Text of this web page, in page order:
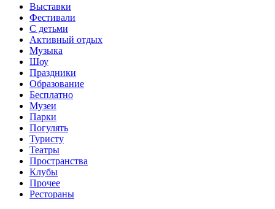
Выставки
Фестивали
С детьми
Активный отдых
Музыка
Шоу
Праздники
Образование
Бесплатно
Музеи
Парки
Погулять
Туристу
Театры
Пространства
Клубы
Прочее
Рестораны